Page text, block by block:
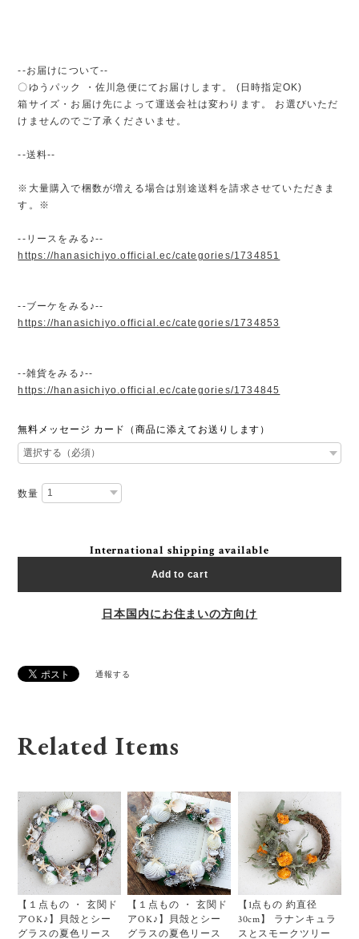
--お届けについて--
〇ゆうパック ・佐川急便にてお届けします。 (日時指定OK)
箱サイズ・お届け先によって運送会社は変わります。 お選びいただ
けませんのでご了承くださいませ。
--送料--
※大量購入で梱数が増える場合は別途送料を請求させていただきま
す。※
--リースをみる♪--
https://hanasichiyo.official.ec/categories/1734851
--ブーケをみる♪--
https://hanasichiyo.official.ec/categories/1734853
--雑貨をみる♪--
https://hanasichiyo.official.ec/categories/1734845
無料メッセージ カード（商品に添えてお送りします）
数量
International shipping available
Add to cart
日本国内にお住まいの方向け
通報する
Related Items
【１点もの ・ 玄関ド
アOK♪】貝殻とシー
グラスの夏色リース
【１点もの ・ 玄関ド
アOK♪】貝殻とシー
グラスの夏色リース
【1点もの 約直径
30cm】 ラナンキュラ
スとスモークツリー